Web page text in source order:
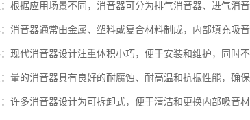
根据应用场景不同，消音器可分为排气消音器、进气消
消音器通常由金属、塑料或复合材料制成，内部填充吸
现代消音器设计注重体积小巧，便于安装和维护，同时
量的消音器具有良好的耐腐蚀、耐高温和抗振性能，确
许多消音器设计为可拆卸式，便于清洁和更换内部吸音材